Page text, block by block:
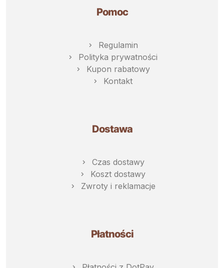
Pomoc
Regulamin
Polityka prywatności
Kupon rabatowy
Kontakt
Dostawa
Czas dostawy
Koszt dostawy
Zwroty i reklamacje
Płatności